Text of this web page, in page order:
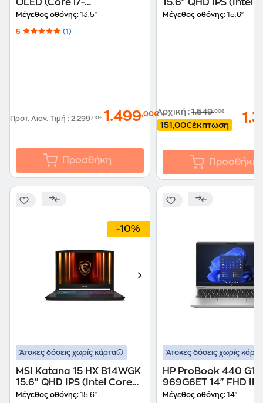
OLED (Core i7-
1355U/16GB/1TB SSD/Iris
Laptop
Μέγεθος οθόνης: 13.5"
5 (1)
Προτ. Λιαν. Τιμή : 2.299,00€ 1.499,00€
Προσθήκη
15.6" QHD IPS (Intel Core
i7-14650HX/16GB/
Μέγεθος οθόνης: 15.6"
Αρχική : 1.549,00€
151,00€έκπτωση
Προσθήκη
-10%
Άτοκες δόσεις χωρίς κάρτα
MSI Katana 15 HX B14WGK
15.6" QHD IPS (Intel Core
i7-14650HX/32GB/1TB
Μέγεθος οθόνης: 15.6"
Άτοκες δόσεις χωρίς κάρτα
HP ProBook 440 G10
969G6ET 14" FHD IPS
(Core i7-
Μέγεθος οθόνης: 14"